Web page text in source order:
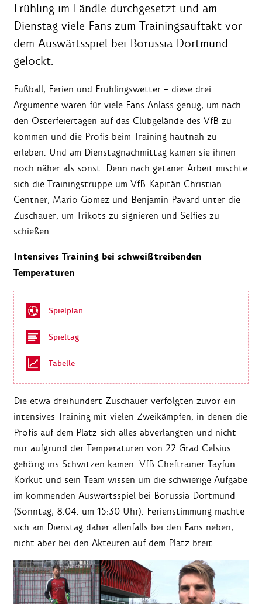
Frühling im Ländle durchgesetzt und am
Dienstag viele Fans zum Trainingsauftakt vor
dem Auswärtsspiel bei Borussia Dortmund
gelockt.
Fußball, Ferien und Frühlingswetter – diese drei
Argumente waren für viele Fans Anlass genug, um nach
den Osterfeiertagen auf das Clubgelände des VfB zu
kommen und die Profis beim Training hautnah zu
erleben. Und am Dienstagnachmittag kamen sie ihnen
noch näher als sonst: Denn nach getaner Arbeit mischte
sich die Trainingstruppe um VfB Kapitän Christian
Gentner, Mario Gomez und Benjamin Pavard unter die
Zuschauer, um Trikots zu signieren und Selfies zu
schießen.
Intensives Training bei schweißtreibenden
Temperaturen
Spielplan
Spieltag
Tabelle
Die etwa dreihundert Zuschauer verfolgten zuvor ein
intensives Training mit vielen Zweikämpfen, in denen die
Profis auf dem Platz sich alles abverlangten und nicht
nur aufgrund der Temperaturen von 22 Grad Celsius
gehörig ins Schwitzen kamen. VfB Cheftrainer Tayfun
Korkut und sein Team wissen um die schwierige Aufgabe
im kommenden Auswärtsspiel bei Borussia Dortmund
(Sonntag, 8.04. um 15:30 Uhr). Ferienstimmung machte
sich am Dienstag daher allenfalls bei den Fans neben,
nicht aber bei den Akteuren auf dem Platz breit.